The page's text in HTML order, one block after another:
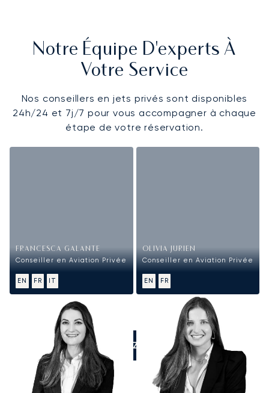
Notre Équipe D'experts À
Votre Service
Nos conseillers en jets privés sont disponibles
24h/24 et 7j/7 pour vous accompagner à chaque
étape de votre réservation.
FRANCESCA GALANTE
Conseiller en Aviation Privée
EN FR IT
OLIVIA JURIEN
Conseiller en Aviation Privée
EN FR
APPELEZ-NOUS